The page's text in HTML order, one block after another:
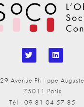
29 Avenue Philippe Auguste
75011 Paris
Tél : 09 81 04 57 85